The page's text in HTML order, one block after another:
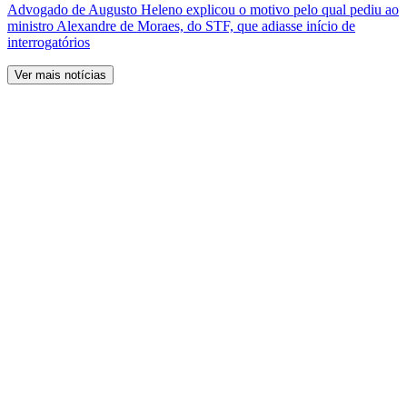
Advogado de Augusto Heleno explicou o motivo pelo qual pediu ao
ministro Alexandre de Moraes, do STF, que adiasse início de
interrogatórios
Ver mais notícias